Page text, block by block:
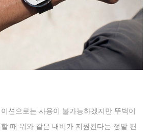
션으로는 사용이 불가능하겠지만 뚜벅이
때 위와 같은 내비가 지원된다는 정말 편